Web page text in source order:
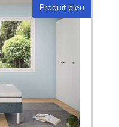
Produit bleu